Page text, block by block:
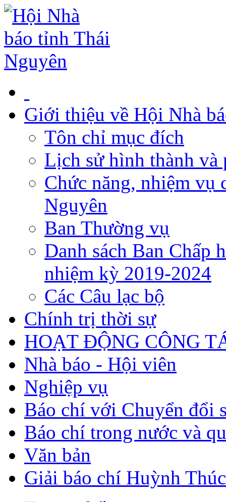
Giới thiệu về Hội Nhà
Tôn chỉ mục đích
Lịch sử hình thành và
Chức năng, nhiệm vụ
Nguyên
Ban Thường vụ
Danh sách Ban Chấp
nhiệm kỳ 2019-2024
Các Câu lạc bộ
Chính trị thời sự
HOẠT ĐỘNG CÔNG
Nhà báo - Hội viên
Nghiệp vụ
Báo chí với Chuyển đổi
Báo chí trong nước và
Văn bản
Giải báo chí Huỳnh